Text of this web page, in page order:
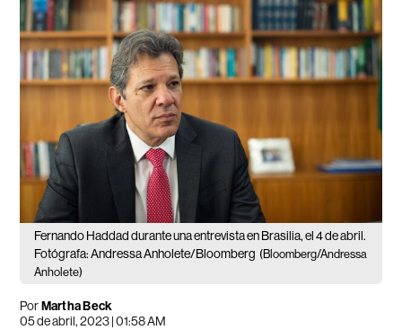
Fernando Haddad durante una entrevista en Brasilia, el 4 de abril.
Fotógrafa: Andressa Anholete/Bloomberg (Bloomberg/Andressa
Anholete)
PorMartha Beck
05 de abril, 2023 | 01:58 AM